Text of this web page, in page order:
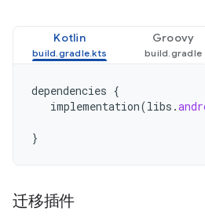
Kotlin Groovy
dependencies {
implementation(libs .
}
迁移插件